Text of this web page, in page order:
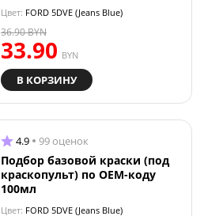
Цвет: FORD 5DVE (Jeans Blue)
33.90 BYN
36.90BYN
В КОРЗИНУ
4.9 99 оценок
Подбор базовой краски (под
краскопульт) по OEM-коду
100мл
Цвет: FORD 5DVE (Jeans Blue)